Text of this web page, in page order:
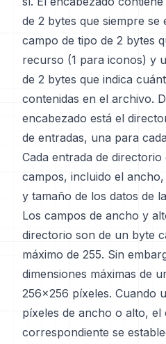
de 2 bytes que siempre
campo de tipo de 2 bytes
recurso (1 para iconos) y
de 2 bytes que indica
contenidas en el archivo.
encabezado está el
de entradas, una para
Cada entrada de
campos, incluido el
y tamaño de los datos de
Los campos de ancho y
directorio son de un byte
máximo de 255. Sin
dimensiones máximas de
256x256 píxeles. Cuando
píxeles de ancho o alto, el
correspondiente se